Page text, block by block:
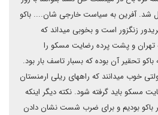
شد. آفرین به سیاست خارجی شان.... باکو
زنگزور است و بخوبی میداند که
و پشت پرده رضایت مسکو را
تحقیر آن بوده که بسبار تاسف بار بود.
خوب میدانند که راههای ریلی ارمنستان
باید گرفته شود. نکته دیگر اینکه
باکو بودیم و برای ضرب شست نشان دادن